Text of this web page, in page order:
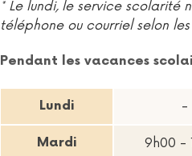
* Le lundi, le service
téléphone ou courriel selon
Pendant les vacances
Horaires d'ouverture pendant
Lundi -
Mardi 9h00 -